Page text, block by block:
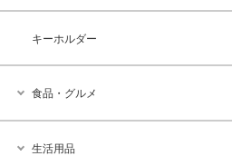
キーホルダー
食品・グルメ
生活用品